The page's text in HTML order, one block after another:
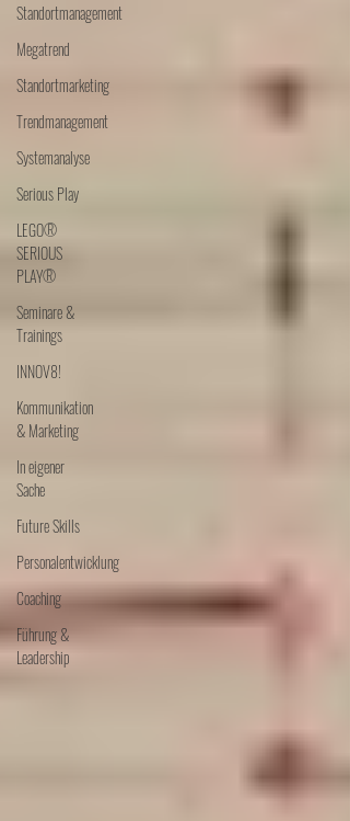
Standortmanagement
Megatrend
Standortmarketing
Trendmanagement
Systemanalyse
Serious Play
LEGO®
SERIOUS
PLAY®
Seminare &
Trainings
INNOV8!
Kommunikation
& Marketing
In eigener
Sache
Future Skills
Personalentwicklung
Coaching
Führung &
Leadership